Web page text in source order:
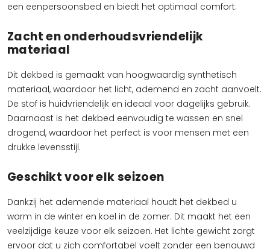
een eenpersoonsbed en biedt het optimaal comfort.
Zacht en onderhoudsvriendelijk
materiaal
Dit dekbed is gemaakt van hoogwaardig synthetisch
materiaal, waardoor het licht, ademend en zacht aanvoelt.
De stof is huidvriendelijk en ideaal voor dagelijks gebruik.
Daarnaast is het dekbed eenvoudig te wassen en snel
drogend, waardoor het perfect is voor mensen met een
drukke levensstijl.
Geschikt voor elk seizoen
Dankzij het ademende materiaal houdt het dekbed u
warm in de winter en koel in de zomer. Dit maakt het een
veelzijdige keuze voor elk seizoen. Het lichte gewicht zorgt
ervoor dat u zich comfortabel voelt zonder een benauwd